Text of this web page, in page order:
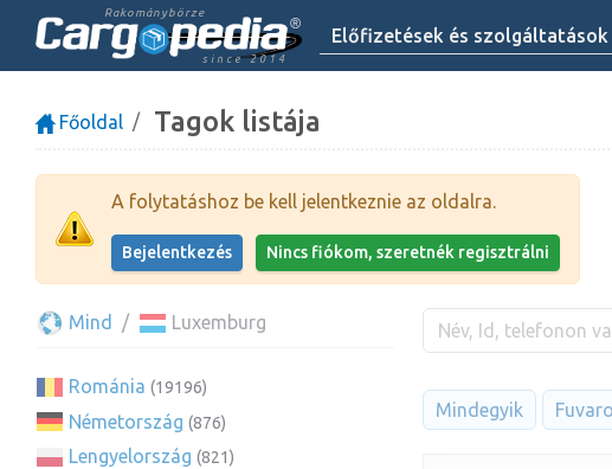
Rakománybörze
since 2014
Előfizetések és szolgáltatások
Főoldal Tagok listája
A folytatáshoz be kell jelentkeznie az oldalra.
Bejelentkezés Nincs fiókom, szeretnék regisztrálni
Mind Luxemburg
Románia (19196)
Németország (876)
Lengyelország (821)
Mindegyik